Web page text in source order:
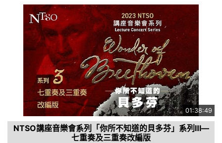
01:38:49
NTSO講座音樂會系列「你所不知道的貝多芬」系列Ⅲ—
七重奏及三重奏改編版